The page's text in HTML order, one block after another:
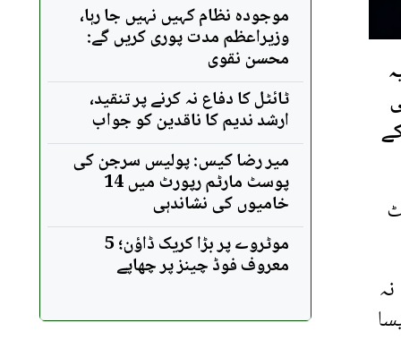
موجودہ نظام کہیں نہیں جا رہا،
وزیراعظم مدت پوری کریں گے:
محسن نقوی
ٹائٹل کا دفاع نہ کرنے پر تنقید،
ارشد ندیم کا ناقدین کو جواب
میر رضا کیس: پولیس سرجن کی
پوسٹ مارٹم رپورٹ میں 14
خامیوں کی نشاندہی
موٹروے پر بڑا کریک ڈاؤن؛ 5
معروف فوڈ چینز پر چھاپے